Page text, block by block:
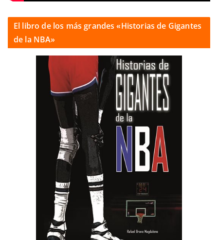
El libro de los más grandes «Historias de Gigantes
de la NBA»